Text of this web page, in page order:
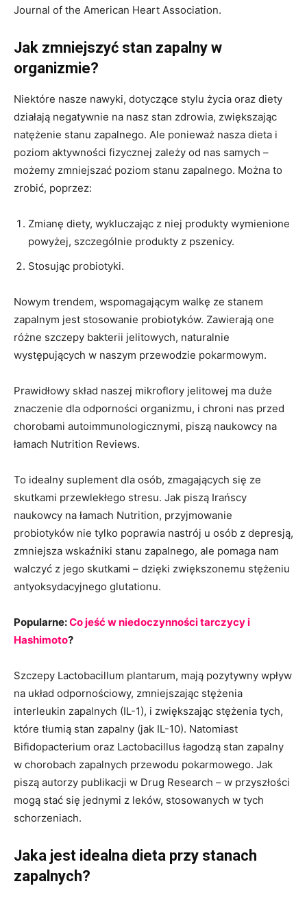
Journal of the American Heart Association.
Jak zmniejszyć stan zapalny w
organizmie?
Niektóre nasze nawyki, dotyczące stylu życia oraz diety
działają negatywnie na nasz stan zdrowia, zwiększając
natężenie stanu zapalnego. Ale ponieważ nasza dieta i
poziom aktywności fizycznej zależy od nas samych –
możemy zmniejszać poziom stanu zapalnego. Można to
zrobić, poprzez:
Zmianę diety, wykluczając z niej produkty wymienione
powyżej, szczególnie produkty z pszenicy.
Stosując probiotyki.
Nowym trendem, wspomagającym walkę ze stanem
zapalnym jest stosowanie probiotyków. Zawierają one
różne szczepy bakterii jelitowych, naturalnie
występujących w naszym przewodzie pokarmowym.
Prawidłowy skład naszej mikroflory jelitowej ma duże
znaczenie dla odporności organizmu, i chroni nas przed
chorobami autoimmunologicznymi, piszą naukowcy na
łamach Nutrition Reviews.
To idealny suplement dla osób, zmagających się ze
skutkami przewlekłego stresu. Jak piszą Irańscy
naukowcy na łamach Nutrition, przyjmowanie
probiotyków nie tylko poprawia nastrój u osób z depresją,
zmniejsza wskaźniki stanu zapalnego, ale pomaga nam
walczyć z jego skutkami – dzięki zwiększonemu stężeniu
antyoksydacyjnego glutationu.
Popularne:Co jeść w niedoczynności tarczycy i
Hashimoto?
Szczepy Lactobacillum plantarum, mają pozytywny wpływ
na układ odpornościowy, zmniejszając stężenia
interleukin zapalnych (IL-1), i zwiększając stężenia tych,
które tłumią stan zapalny (jak IL-10). Natomiast
Bifidopacterium oraz Lactobacillus łagodzą stan zapalny
w chorobach zapalnych przewodu pokarmowego. Jak
piszą autorzy publikacji w Drug Research – w przyszłości
mogą stać się jednymi z leków, stosowanych w tych
schorzeniach.
Jaka jest idealna dieta przy stanach
zapalnych?